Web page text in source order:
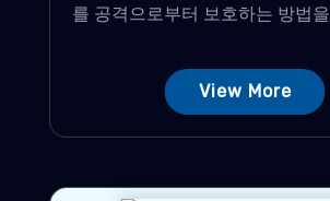
를 공격으로부터 보호하는 방법을...
View More